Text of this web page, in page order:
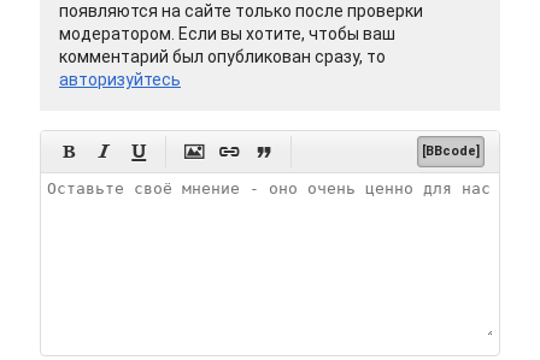
появляются на сайте только после проверки
модератором. Если вы хотите, чтобы ваш
комментарий был опубликован сразу, то
авторизуйтесь
      [BBcode]